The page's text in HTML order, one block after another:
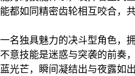
都如同精密齿轮相互咬合，
名独具魅力的决斗型角色，
意技能是迷惑与突袭的前奏
光芒，瞬间凝结出与夜露如